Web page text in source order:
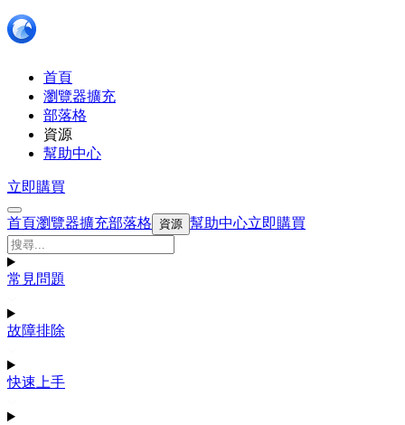
首頁
瀏覽器擴充
部落格
資源
幫助中心
立即購買
首頁瀏覽器擴充部落格 資源 幫助中心立即購買
常見問題
故障排除
快速上手